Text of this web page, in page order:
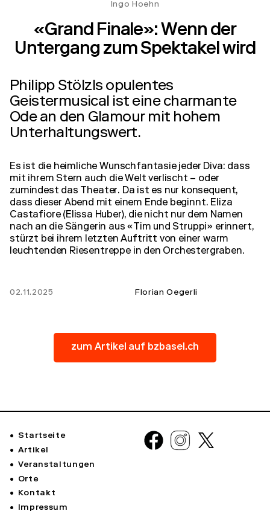
Ingo Hoehn
«Grand Finale»: Wenn der
Untergang zum Spektakel wird
Philipp Stölzls opulentes
Geistermusical ist eine charmante
Ode an den Glamour mit hohem
Unterhaltungswert.
Es ist die heimliche Wunschfantasie jeder Diva: dass
mit ihrem Stern auch die Welt verlischt – oder
zumindest das Theater. Da ist es nur konsequent,
dass dieser Abend mit einem Ende beginnt. Eliza
Castafiore (Elissa Huber), die nicht nur dem Namen
nach an die Sängerin aus «Tim und Struppi» erinnert,
stürzt bei ihrem letzten Auftritt von einer warm
leuchtenden Riesentreppe in den Orchestergraben.
02.11.2025 Florian Oegerli
zum Artikel auf bzbasel.ch
Startseite
Artikel
Veranstaltungen
Orte
Kontakt
Impressum